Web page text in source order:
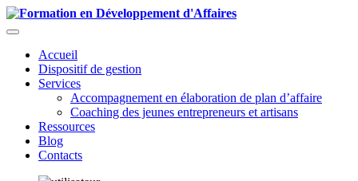
Accueil
Dispositif de gestion
Services
Accompagnement en élaboration de plan d’affaire
Coaching des jeunes entrepreneurs et artisans
Ressources
Blog
Contacts